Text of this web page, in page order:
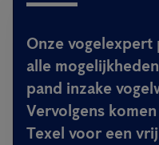
Onze vogelexpert
alle
pand inzake
Vervolgens
Texel voor een